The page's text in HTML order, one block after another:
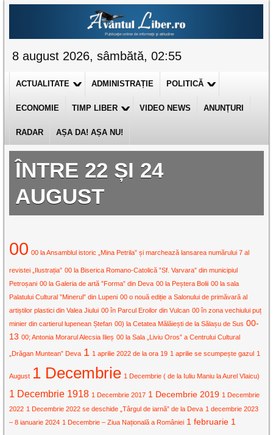
8 august 2026, sâmbătă, 02:55
ACTUALITATE ADMINISTRAȚIE POLITICĂ
ECONOMIE TIMP LIBER VIDEO NEWS ANUNȚURI
RADAR AȘA DA! AȘA NU!
ÎNTRE 22 ȘI 24
AUGUST
00 00 la Ansamblul istoric „Mina Petrila” și marchează lansarea numărului 7 al
revistei „Ilustrația” 00 la Biserica Romano-Catolică ”Sf. Varvara” din municipiul
Petroșani 00 la Galeria de artă ”Forma” din Deva 00 la Peștera Bolii 00 la sala
Palatului Cultural ”Minerul” din Lupeni 00 o nouă ediție a Salonului de primăvară al
artiștilor plastici din Valea Jiului 00 în Parcul Eroilor din Vulcan 00 în zona vechiului puț
minier din cartierul lupenean Ștefan 00) la Cetatea Mălăiești de la Sălașu de Sus 00-
13 00; Antonia Morarul Alecsia Ilieș 00 la Sala „Liviu Oros” a Centrului Cultural
„Drăgan Muntean” Deva 1 1 aprilie 2022 de la ora 19 1 aprilie se scumpește gazul 1
August 1 Decembrie 1 Decembrie ( de la Iuliu Maniu la Aurel Vlaicu)
1 Decembrie 1918 1 Decembrie 2017 1 Decembrie 2019 1 Decembrie
2022 1 Decembrie 2022 se deschide „Târgul de iarnă” de la Deva 1 decembrie 2023
– 8 ianuarie 2024 1 Decembrie – Ziua Națională a României 1 februarie 1